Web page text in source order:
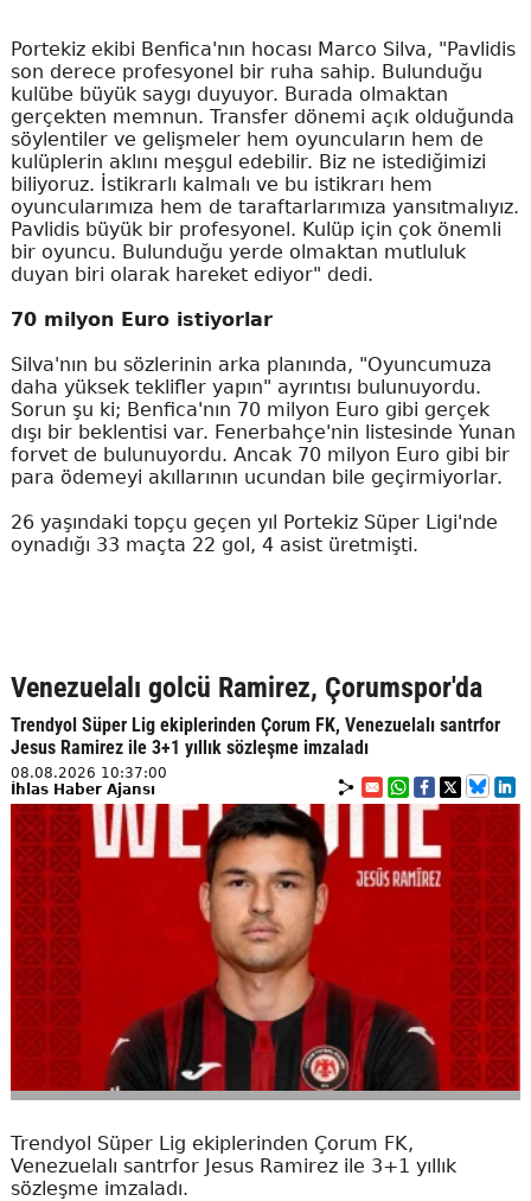
Portekiz ekibi Benfica'nın hocası Marco Silva, "Pavlidis
son derece profesyonel bir ruha sahip. Bulunduğu
kulübe büyük saygı duyuyor. Burada olmaktan
gerçekten memnun. Transfer dönemi açık olduğunda
söylentiler ve gelişmeler hem oyuncuların hem de
kulüplerin aklını meşgul edebilir. Biz ne istediğimizi
biliyoruz. İstikrarlı kalmalı ve bu istikrarı hem
oyuncularımıza hem de taraftarlarımıza yansıtmalıyız.
Pavlidis büyük bir profesyonel. Kulüp için çok önemli
bir oyuncu. Bulunduğu yerde olmaktan mutluluk
duyan biri olarak hareket ediyor" dedi.
70 milyon Euro istiyorlar
Silva'nın bu sözlerinin arka planında, "Oyuncumuza
daha yüksek teklifler yapın" ayrıntısı bulunuyordu.
Sorun şu ki; Benfica'nın 70 milyon Euro gibi gerçek
dışı bir beklentisi var. Fenerbahçe'nin listesinde Yunan
forvet de bulunuyordu. Ancak 70 milyon Euro gibi bir
para ödemeyi akıllarının ucundan bile geçirmiyorlar.
26 yaşındaki topçu geçen yıl Portekiz Süper Ligi'nde
oynadığı 33 maçta 22 gol, 4 asist üretmişti.
Venezuelalı golcü Ramirez, Çorumspor'da
Trendyol Süper Lig ekiplerinden Çorum FK, Venezuelalı santrfor
Jesus Ramirez ile 3+1 yıllık sözleşme imzaladı
08.08.2026 10:37:00
İhlas Haber Ajansı
Trendyol Süper Lig ekiplerinden Çorum FK,
Venezuelalı santrfor Jesus Ramirez ile 3+1 yıllık
sözleşme imzaladı.